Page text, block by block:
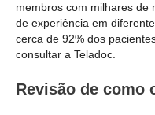
membros com milhares de
de experiência em
cerca de 92% dos
consultar a Teladoc.
Revisão de como